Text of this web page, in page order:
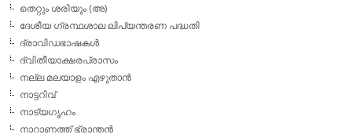
തെറ്റും ശരിയും (അ)
ദേശീയ ഗ്രന്ഥശാല ലിപ്യന്തരണ പദ്ധതി
ദ്രാവിഡഭാഷകള്‍
ദ്വിതീയാക്ഷരപ്രാസം
നല്ല മലയാളം എഴുതാന്‍
നാട്ടറിവ്
നാട്യഗൃഹം
നാറാണത്ത് ഭ്രാന്തന്‍